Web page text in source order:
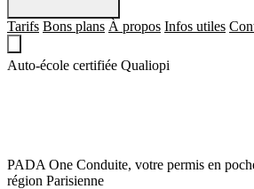
Tarifs Bons plans À propos Infos utiles
Auto-école certifiée Qualiopi
PADA One Conduite, votre permis en
région Parisienne